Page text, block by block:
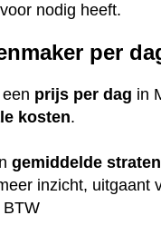
voor nodig heeft.
per
prijs per dag in
kosten.
gemiddelde
inzicht, uitgaant
BTW